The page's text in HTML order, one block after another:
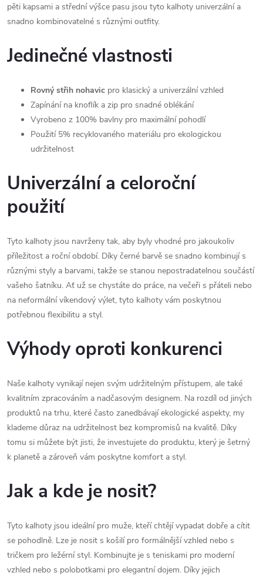
pěti kapsami a střední výšce pasu jsou tyto kalhoty univerzální a
snadno kombinovatelné s různými outfity.
Jedinečné vlastnosti
Rovný střih nohavic pro klasický a univerzální vzhled
Zapínání na knoflík a zip pro snadné oblékání
Vyrobeno z 100% bavlny pro maximální pohodlí
Použití 5% recyklovaného materiálu pro ekologickou
udržitelnost
Univerzální a celoroční
použití
Tyto kalhoty jsou navrženy tak, aby byly vhodné pro jakoukoliv
příležitost a roční období. Díky černé barvě se snadno kombinují s
různými styly a barvami, takže se stanou nepostradatelnou součástí
vašeho šatníku. Ať už se chystáte do práce, na večeři s přáteli nebo
na neformální víkendový výlet, tyto kalhoty vám poskytnou
potřebnou flexibilitu a styl.
Výhody oproti konkurenci
Naše kalhoty vynikají nejen svým udržitelným přístupem, ale také
kvalitním zpracováním a nadčasovým designem. Na rozdíl od jiných
produktů na trhu, které často zanedbávají ekologické aspekty, my
klademe důraz na udržitelnost bez kompromisů na kvalitě. Díky
tomu si můžete být jisti, že investujete do produktu, který je šetrný
k planetě a zároveň vám poskytne komfort a styl.
Jak a kde je nosit?
Tyto kalhoty jsou ideální pro muže, kteří chtějí vypadat dobře a cítit
se pohodlně. Lze je nosit s košilí pro formálnější vzhled nebo s
tričkem pro ležérní styl. Kombinujte je s teniskami pro moderní
vzhled nebo s polobotkami pro elegantní dojem. Díky jejich